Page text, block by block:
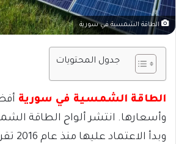
الطاقة الشمسية في سورية
جدول المحتويات
الطاقة الشمسية في سورية
وأسعارها. انتشر ألواح الطاقة
وبدأ